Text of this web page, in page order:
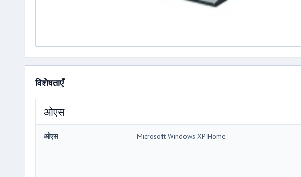
विशेषताएँ
ओएस
ओएस Microsoft Windows XP Home